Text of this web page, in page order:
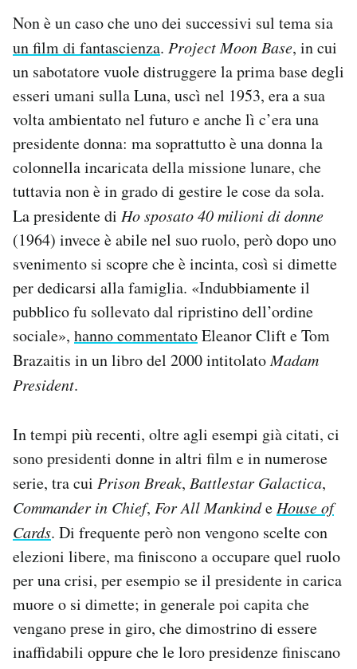
Non è un caso che uno dei successivi sul tema sia
un film di fantascienza. Project Moon Base, in cui
un sabotatore vuole distruggere la prima base degli
esseri umani sulla Luna, uscì nel 1953, era a sua
volta ambientato nel futuro e anche lì c’era una
presidente donna: ma soprattutto è una donna la
colonnella incaricata della missione lunare, che
tuttavia non è in grado di gestire le cose da sola.
La presidente di Ho sposato 40 milioni di donne
(1964) invece è abile nel suo ruolo, però dopo uno
svenimento si scopre che è incinta, così si dimette
per dedicarsi alla famiglia. «Indubbiamente il
pubblico fu sollevato dal ripristino dell’ordine
sociale», hanno commentatoEleanor Clift e Tom
Brazaitis in un libro del 2000 intitolatoMadam
President.
In tempi più recenti, oltre agli esempi già citati, ci
sono presidenti donne in altri film e in numerose
serie, tra cui Prison Break, Battlestar Galactica,
Commander in Chief, For All MankindeHouse of
Cards. Di frequente però non vengono scelte con
elezioni libere, ma finiscono a occupare quel ruolo
per una crisi, per esempio se il presidente in carica
muore o si dimette; in generale poi capita che
vengano prese in giro, che dimostrino di essere
inaffidabili oppure che le loro presidenze finiscano